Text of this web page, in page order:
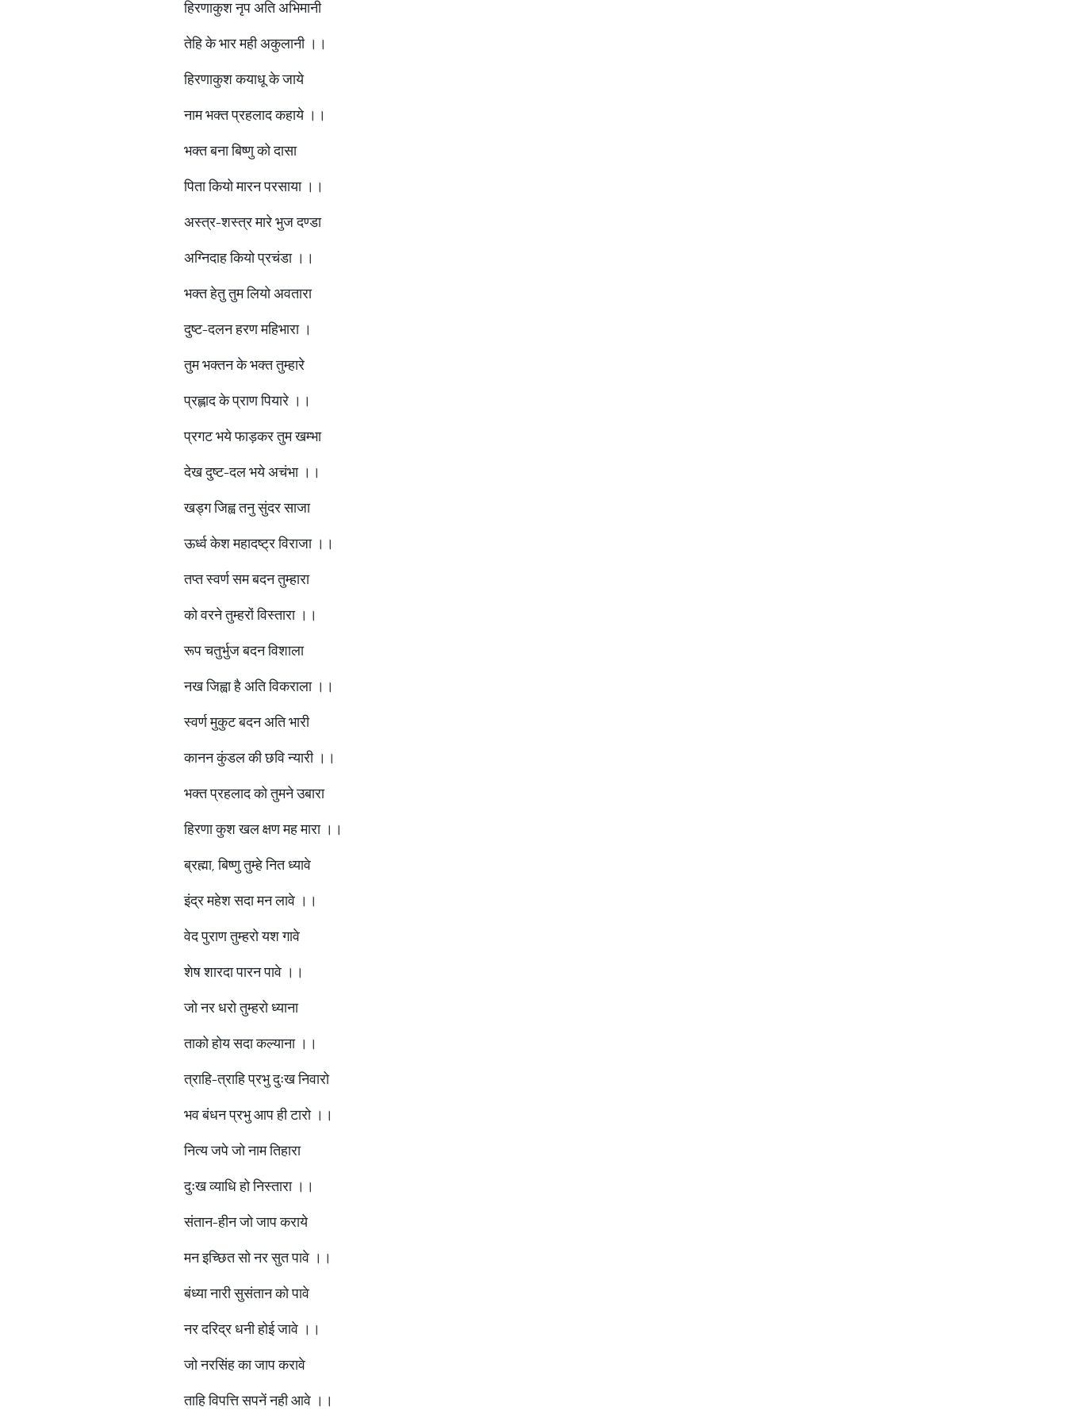
हिरणाकुश नृप अति अभिमानी
तेहि के भार मही अकुलानी ।।
हिरणाकुश कयाधू के जाये
नाम भक्त प्रहलाद कहाये ।।
भक्त बना बिष्णु को दासा
पिता कियो मारन परसाया ।।
अस्त्र-शस्त्र मारे भुज दण्डा
अग्निदाह कियो प्रचंडा ।।
भक्त हेतु तुम लियो अवतारा
दुष्ट-दलन हरण महिभारा ।
तुम भक्तन के भक्त तुम्हारे
प्रह्लाद के प्राण पियारे ।।
प्रगट भये फाड़कर तुम खम्भा
देख दुष्ट-दल भये अचंभा ।।
खड्ग जिह्व तनु सुंदर साजा
ऊर्ध्व केश महादष्ट्र विराजा ।।
तप्त स्वर्ण सम बदन तुम्हारा
को वरने तुम्हरों विस्तारा ।।
रूप चतुर्भुज बदन विशाला
नख जिह्वा है अति विकराला ।।
स्वर्ण मुकुट बदन अति भारी
कानन कुंडल की छवि न्यारी ।।
भक्त प्रहलाद को तुमने उबारा
हिरणा कुश खल क्षण मह मारा ।।
ब्रह्मा, बिष्णु तुम्हे नित ध्यावे
इंद्र महेश सदा मन लावे ।।
वेद पुराण तुम्हरो यश गावे
शेष शारदा पारन पावे ।।
जो नर धरो तुम्हरो ध्याना
ताको होय सदा कल्याना ।।
त्राहि-त्राहि प्रभु दुःख निवारो
भव बंधन प्रभु आप ही टारो ।।
नित्य जपे जो नाम तिहारा
दुःख व्याधि हो निस्तारा ।।
संतान-हीन जो जाप कराये
मन इच्छित सो नर सुत पावे ।।
बंध्या नारी सुसंतान को पावे
नर दरिद्र धनी होई जावे ।।
जो नरसिंह का जाप करावे
ताहि विपत्ति सपनें नही आवे ।।